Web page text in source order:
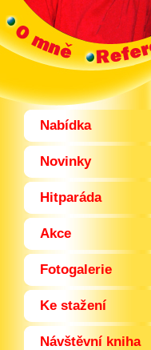
Nabídka
Novinky
Hitparáda
Akce
Fotogalerie
Ke stažení
Návštěvní kniha